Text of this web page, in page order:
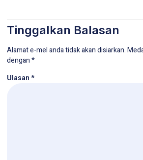
Tinggalkan Balasan
Alamat e-mel anda tidak akan disiarkan.
dengan*
Ulasan*